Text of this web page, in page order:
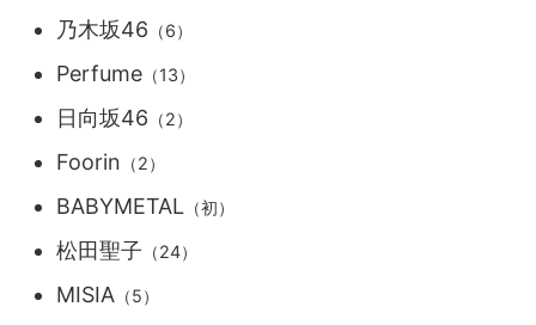
乃木坂46 （6）
Perfume （13）
日向坂46 （2）
Foorin （2）
BABYMETAL （初）
松田聖子 （24）
MISIA （5）